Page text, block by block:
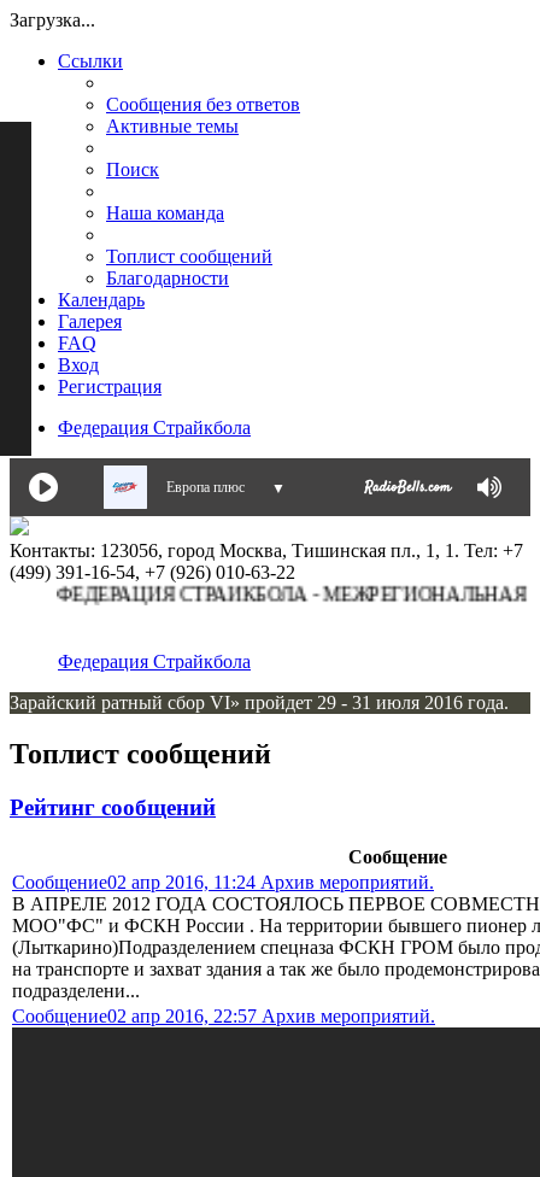
Загрузка...
Ссылки
Сообщения без ответов
Активные темы
Поиск
Наша команда
Топлист сообщений
Благодарности
Календарь
Галерея
FAQ
Вход
Регистрация
Федерация Страйкбола
Европа плюс ▼
Контакты: 123056, город Москва, Тишинская пл., 1, 1. Тел: +7
(499) 391-16-54, +7 (926) 010-63-22
ФЕДЕРАЦИЯ СТРАЙКБОЛА - МЕЖРЕГИОНАЛЬНАЯ
Федерация Страйкбола
Зарайский ратный сбор VI» пройдет 29 - 31 июля 2016 года.
Топлист сообщений
Рейтинг сообщений
Сообщение
Сообщение02 апр 2016, 11:24 Архив мероприятий.
В АПРЕЛЕ 2012 ГОДА СОСТОЯЛОСЬ ПЕРВОЕ
МОО"ФС" и ФСКН России . На территории бывшего пионер
(Лыткарино)Подразделением спецназа ФСКН ГРОМ было
на транспорте и захват здания а так же было
подразделени...
Сообщение02 апр 2016, 22:57 Архив мероприятий.